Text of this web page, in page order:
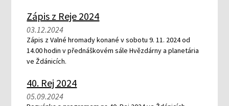
Zápis z Reje 2024
03.12.2024
Zápis z Valné hromady konané v sobotu 9. 11. 2024 od
14.00 hodin v přednáškovém sále Hvězdárny a planetária
ve Ždánicích.
40. Rej 2024
05.09.2024